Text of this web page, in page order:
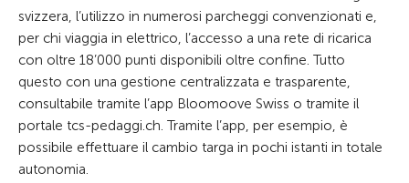
svizzera, l’utilizzo in numerosi parcheggi convenzionati e,
per chi viaggia in elettrico, l’accesso a una rete di ricarica
con oltre 18’000 punti disponibili oltre confine. Tutto
questo con una gestione centralizzata e trasparente,
consultabile tramite l’app Bloomoove Swiss o tramite il
portale tcs-pedaggi.ch. Tramite l’app, per esempio, è
possibile effettuare il cambio targa in pochi istanti in totale
autonomia.